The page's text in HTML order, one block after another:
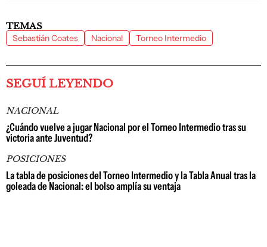
TEMAS
Sebastián Coates Nacional Torneo Intermedio
SEGUÍ LEYENDO
NACIONAL
¿Cuándo vuelve a jugar Nacional por el Torneo Intermedio tras su
victoria ante Juventud?
POSICIONES
La tabla de posiciones del Torneo Intermedio y la Tabla Anual tras la
goleada de Nacional: el bolso amplía su ventaja